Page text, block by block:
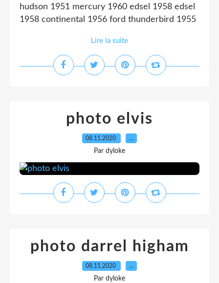
hudson 1951 mercury 1960 edsel 1958 edsel
1958 continental 1956 ford thunderbird 1955
Lire la suite
photo elvis
08.11.2020 …
Par dyloke
photo darrel higham
08.11.2020 …
Par dyloke